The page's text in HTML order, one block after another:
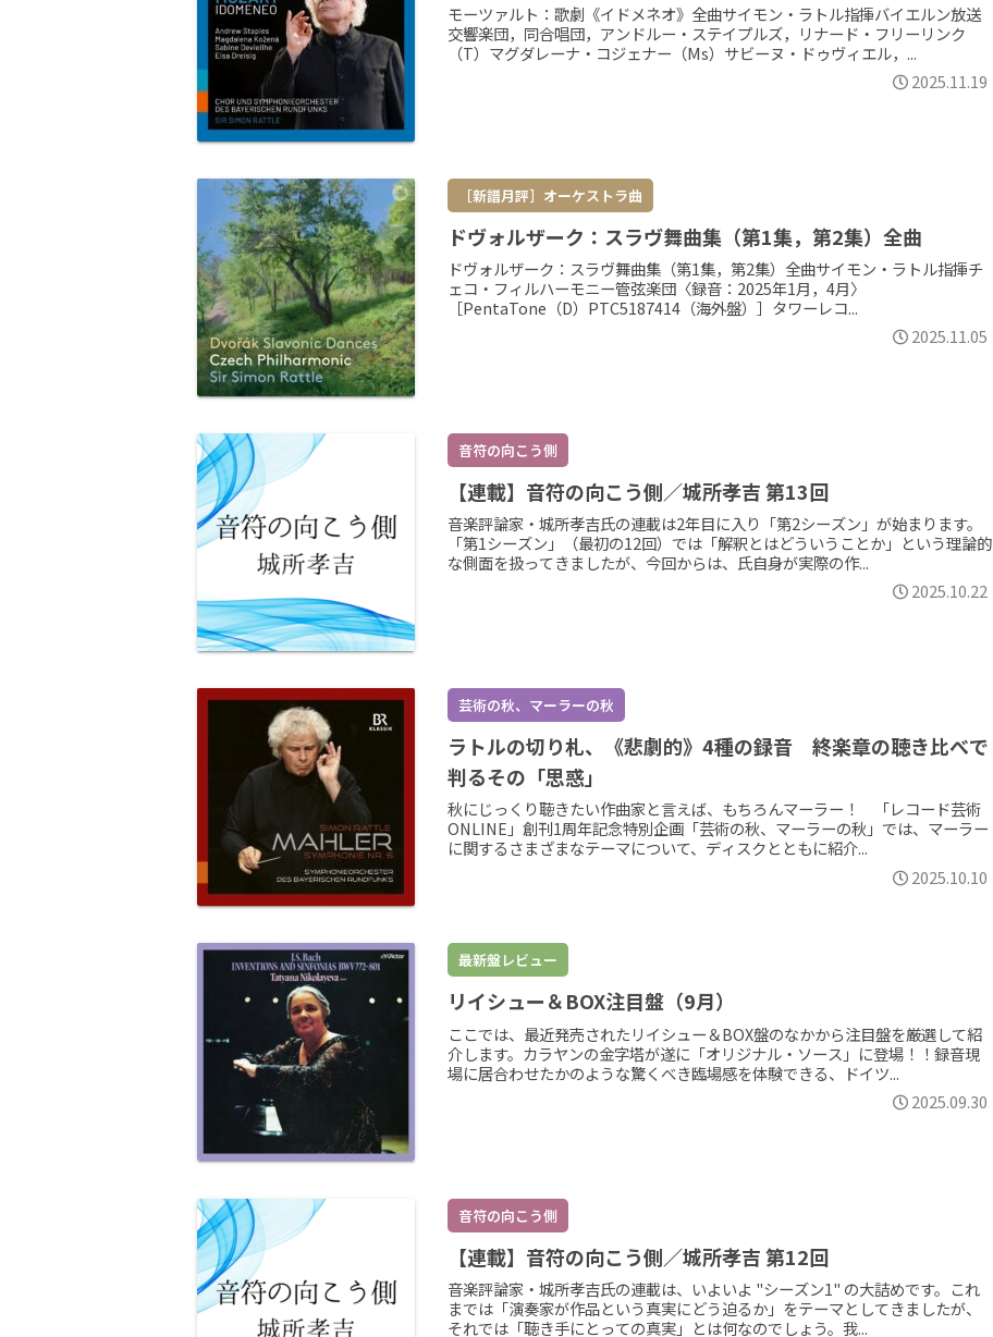
モーツァルト：歌劇《イドメネオ》全曲サイモン・ラトル指揮バイエルン放送
交響楽団，同合唱団，アンドルー・ステイプルズ，リナード・フリーリンク
（T）マグダレーナ・コジェナー（Ms）サビーヌ・ドゥヴィエル，...
2025.11.19
［新譜月評］オーケストラ曲
ドヴォルザーク：スラヴ舞曲集（第1集，第2集）全曲
ドヴォルザーク：スラヴ舞曲集（第1集，第2集）全曲サイモン・ラトル指揮チ
ェコ・フィルハーモニー管弦楽団〈録音：2025年1月，4月〉
［PentaTone（D）PTC5187414（海外盤）］タワーレコ...
2025.11.05
音符の向こう側
【連載】音符の向こう側／城所孝吉 第13回
音楽評論家・城所孝吉氏の連載は2年目に入り「第2シーズン」が始まります。
「第1シーズン」（最初の12回）では「解釈とはどういうことか」という理論的
な側面を扱ってきましたが、今回からは、氏自身が実際の作...
2025.10.22
芸術の秋、マーラーの秋
ラトルの切り札、《悲劇的》4種の録音 終楽章の聴き比べで
判るその「思惑」
秋にじっくり聴きたい作曲家と言えば、もちろんマーラー！ 「レコード芸術
ONLINE」創刊1周年記念特別企画「芸術の秋、マーラーの秋」では、マーラー
に関するさまざまなテーマについて、ディスクとともに紹介...
2025.10.10
最新盤レビュー
リイシュー＆BOX注目盤（9月）
ここでは、最近発売されたリイシュー＆BOX盤のなかから注目盤を厳選して紹
介します。カラヤンの金字塔が遂に「オリジナル・ソース」に登場！！録音現
場に居合わせたかのような驚くべき臨場感を体験できる、ドイツ...
2025.09.30
音符の向こう側
【連載】音符の向こう側／城所孝吉 第12回
音楽評論家・城所孝吉氏の連載は、いよいよ "シーズン1" の大詰めです。これ
までは「演奏家が作品という真実にどう迫るか」をテーマとしてきましたが、
それでは「聴き手にとっての真実」とは何なのでしょう。我...